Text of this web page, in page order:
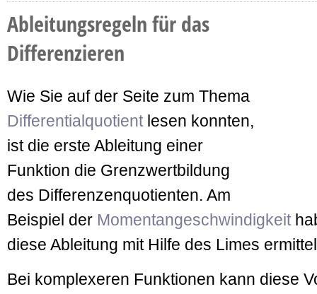
Ableitungsregeln für das
Differenzieren
Wie Sie auf der Seite zum Thema
Differentialquotient lesen konnten,
ist die erste Ableitung einer
Funktion die Grenzwertbildung
des Differenzenquotienten. Am
Beispiel der Momentangeschwindigkeit
diese Ableitung mit Hilfe des Limes
Bei komplexeren Funktionen kann diese